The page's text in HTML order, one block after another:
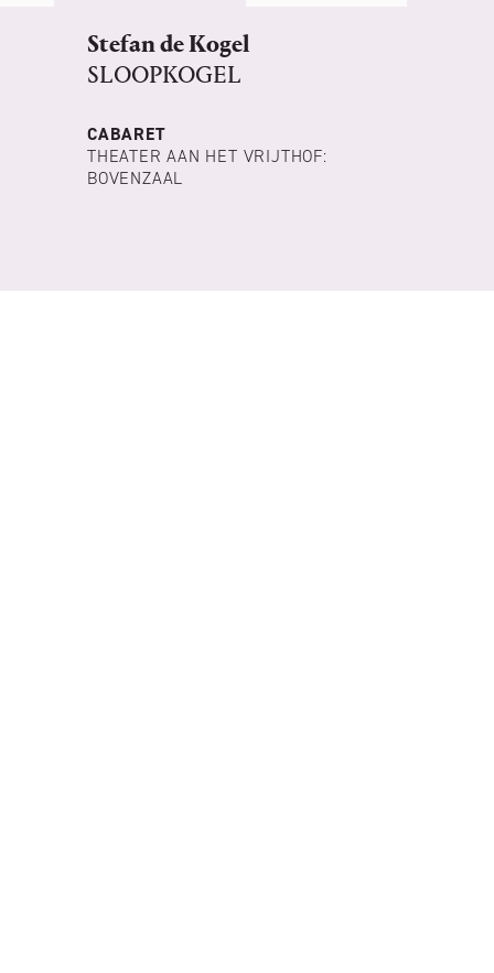
Stefan de Kogel
SLOOPKOGEL
CABARET
THEATER AAN HET VRIJTHOF:
BOVENZAAL